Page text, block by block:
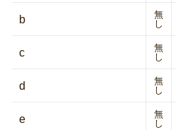
b
無
し
c
無
し
d
無
し
e
無
し